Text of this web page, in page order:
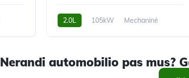
2.0L 105kW
Mechaninė
Nerandi automobilio pas mus?